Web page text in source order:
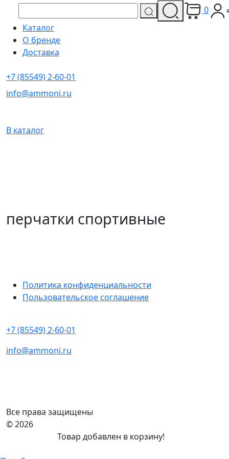
0
Каталог
О бренде
Доставка
+7 (85549) 2-60-01
info@ammoni.ru
В каталог
перчатки спортивные
Политика конфиденциальности
Пользовательское соглашение
+7 (85549) 2-60-01
info@ammoni.ru
Все права защищены
© 2026
Товар добавлен в корзину!